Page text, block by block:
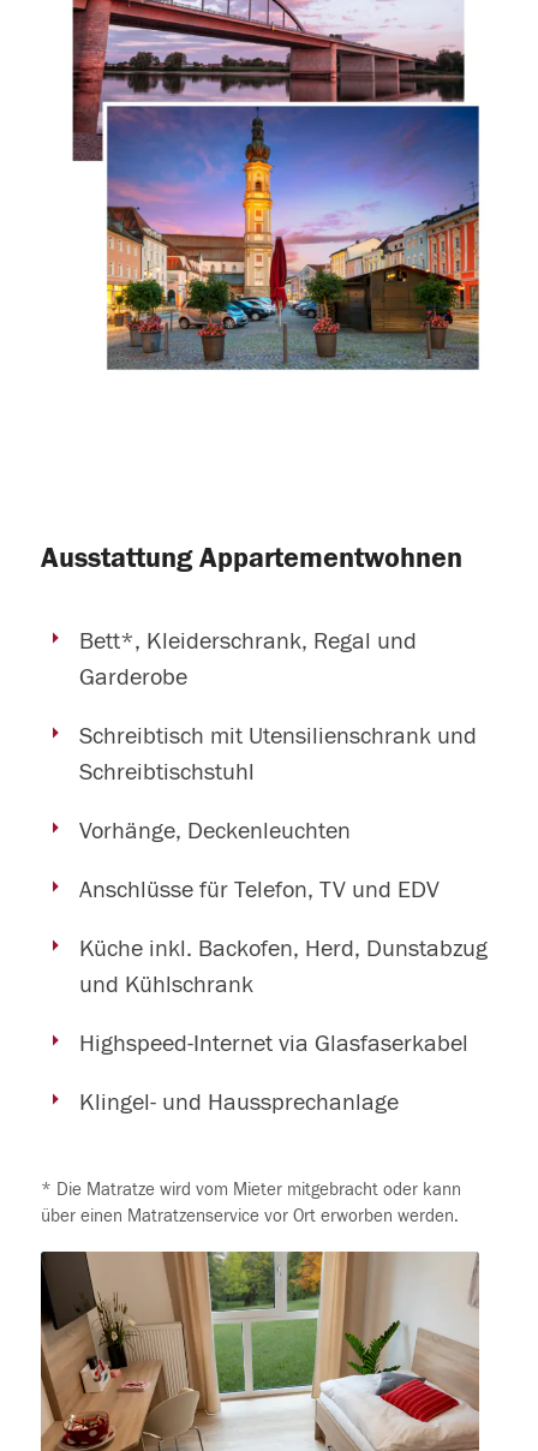
Ausstattung Appartementwohnen
Bett*, Kleiderschrank, Regal und
Garderobe
Schreibtisch mit Utensilienschrank und
Schreibtischstuhl
Vorhänge, Deckenleuchten
Anschlüsse für Telefon, TV und EDV
Küche inkl. Backofen, Herd, Dunstabzug
und Kühlschrank
Highspeed-Internet via Glasfaserkabel
Klingel- und Haussprechanlage
* Die Matratze wird vom Mieter mitgebracht oder kann
über einen Matratzenservice vor Ort erworben werden.